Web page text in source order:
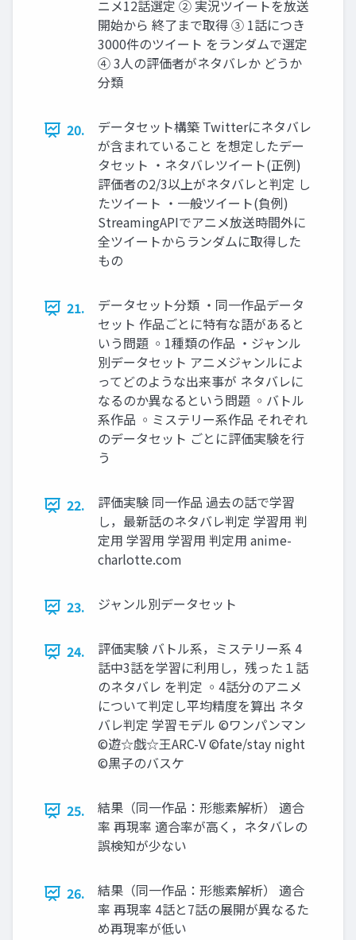
ニメ12話選定 ② 実況ツイートを放送
開始から 終了まで取得 ③ 1話につき
3000件のツイート をランダムで選定
④ 3人の評価者がネタバレか どうか
分類
20.
データセット構築 Twitterにネタバレ
が含まれていること を想定したデー
タセット ・ネタバレツイート(正例)
評価者の2/3以上がネタバレと判定 し
たツイート ・一般ツイート(負例)
StreamingAPIでアニメ放送時間外に
全ツイートからランダムに取得した
もの
21.
データセット分類 ・同一作品データ
セット 作品ごとに特有な語があると
いう問題 ◦1種類の作品 ・ジャンル
別データセット アニメジャンルによ
ってどのような出来事が ネタバレに
なるのか異なるという問題 ◦バトル
系作品 ◦ミステリー系作品 それぞれ
のデータセット ごとに評価実験を行
う
22.
評価実験 同一作品 過去の話で学習
し，最新話のネタバレ判定 学習用 判
定用 学習用 学習用 判定用 anime-
charlotte.com
23. ジャンル別データセット
24.
評価実験 バトル系，ミステリー系 4
話中3話を学習に利用し，残った１話
のネタバレ を判定 ◦4話分のアニメ
について判定し平均精度を算出 ネタ
バレ判定 学習モデル ©ワンパンマン
©遊☆戯☆王ARC-V ©fate/stay night
©黒子のバスケ
25.
結果（同一作品：形態素解析） 適合
率 再現率 適合率が高く，ネタバレの
誤検知が少ない
26.
結果（同一作品：形態素解析） 適合
率 再現率 4話と7話の展開が異なるた
め再現率が低い